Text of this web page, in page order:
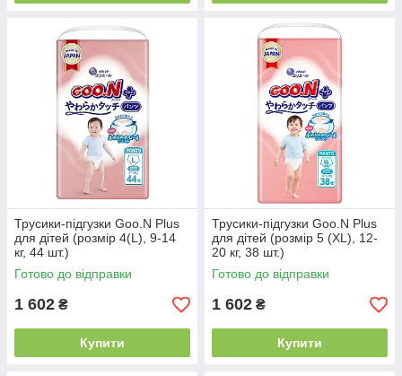
Трусики-підгузки Goo.N Plus
для дітей (розмір 4(L), 9-14
кг, 44 шт.)
Готово до відправки
1 602 ₴
Купити
Трусики-підгузки Goo.N Plus
для дітей (розмір 5 (XL), 12-
20 кг, 38 шт.)
Готово до відправки
1 602 ₴
Купити